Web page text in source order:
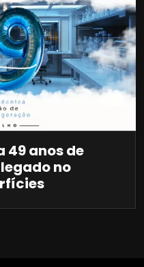
49 anos de
no